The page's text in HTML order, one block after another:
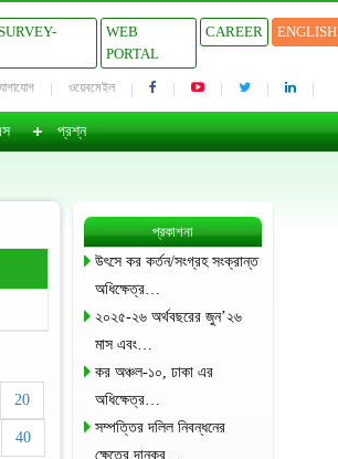
WEB
PORTAL
CAREER ENGLISH
ওয়েবমেইল
প্রশ্ন
20
40
প্রকাশনা
উৎসে কর কর্তন/সংগ্রহ সংক্রান্ত
অধিক্ষেত্র…
২০২৫-২৬ অর্থবছরের জুন’২৬
মাস এবং…
কর অঞ্চল-১০, ঢাকা এর
অধিক্ষেত্র…
সম্পত্তির দলিল নিবন্ধনের
ক্ষেত্রে দানকর…